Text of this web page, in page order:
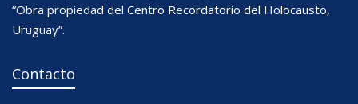
“Obra propiedad del Centro Recordatorio del Holocausto,
Uruguay”.
Contacto